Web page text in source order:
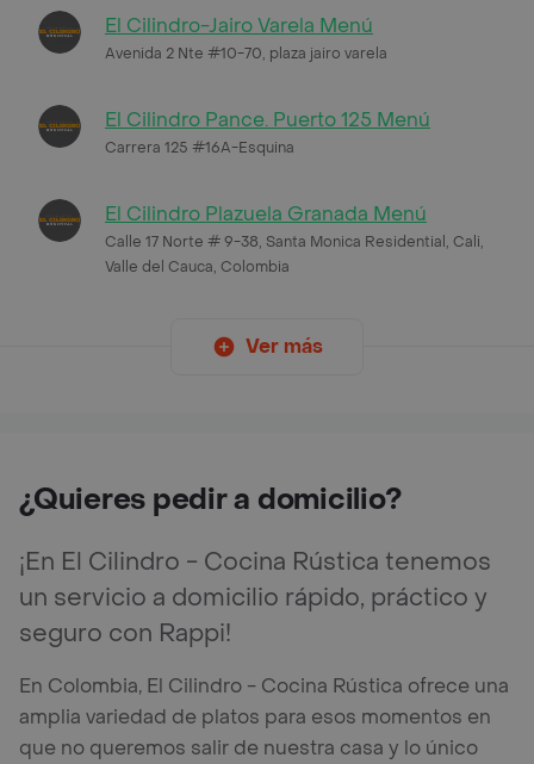
El Cilindro-Jairo Varela Menú
Avenida 2 Nte #10-70, plaza jairo varela
El Cilindro Pance. Puerto 125 Menú
Carrera 125 #16A-Esquina
El Cilindro Plazuela Granada Menú
Calle 17 Norte # 9-38, Santa Monica Residential, Cali,
Valle del Cauca, Colombia
Ver más
¿Quieres pedir a domicilio?
¡En El Cilindro - Cocina Rústica tenemos
un servicio a domicilio rápido, práctico y
seguro con Rappi!
En Colombia, El Cilindro - Cocina Rústica ofrece una
amplia variedad de platos para esos momentos en
que no queremos salir de nuestra casa y lo único